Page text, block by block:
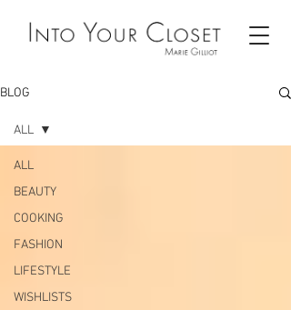
BLOG
ALL
BEAUTY
COOKING
FASHION
LIFESTYLE
WISHLISTS
ALL